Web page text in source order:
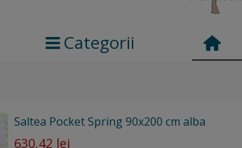
Categorii
Saltea Pocket Spring 90x200 cm alba
630,42 lei